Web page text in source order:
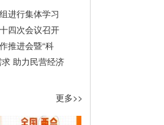
进行集体学习
四次会议召开
推进会暨“科
助力民营经济
更多>>